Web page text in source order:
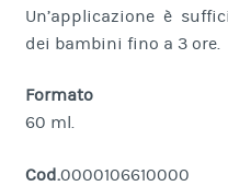
Un’applicazione è
dei bambini fino a 3 ore.
Formato
60 ml.
Cod.0000106610000